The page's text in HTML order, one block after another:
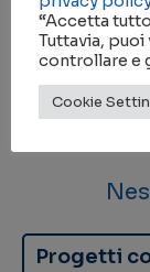
Scuole
Progetti
“Accetta
Tuttavia,
controllare e
Cookie